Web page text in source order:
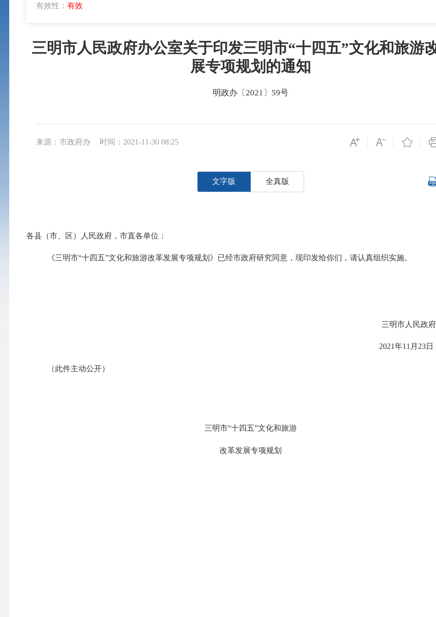
有效性： 有效
三明市人民政府办公室关于印发三明市“十四五”文化和旅游
展专项规划的通知
明政办〔2021〕59号
来源：市政府办 时间：2021-11-30 08:25
文字版 全真版
各县（市、区）人民政府，市直各单位：
《三明市“十四五”文化和旅游改革发展专项规划》已经市政府研究同意，现印发给你们，请认真组织实施。
三明市人民政
2021年11 月 23日
（此件主动公开）
三明市“十四五”文化和旅游
改革发展专项规划